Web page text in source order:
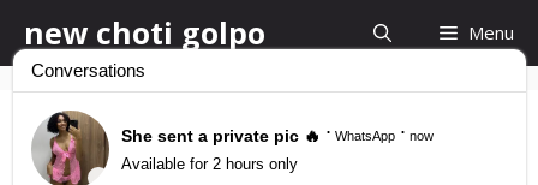
to
content
new choti golpo Menu